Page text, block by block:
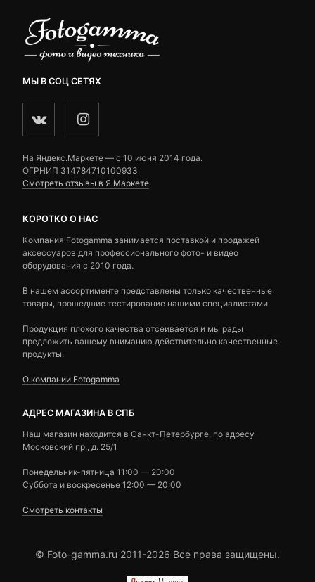
МЫ В СОЦ СЕТЯХ
На Яндекс.Маркете — c 10 июня 2014 года.
ОГРНИП 314784710100933
Смотреть отзывы в Я.Маркете
КОРОТКО О НАС
Компания Fotogamma занимается поставкой и продажей
аксессуаров для профессионального фото- и видео
оборудования с 2010 года.
В нашем ассортименте представлены только качественные
товары, прошедшие тестирование нашими специалистами.
Продукция плохого качества отсеивается и мы рады
предложить вашему вниманию действительно качественные
продукты.
О компании Fotogamma
АДРЕС МАГАЗИНА В СПБ
Наш магазин находится в Санкт-Петербурге, по адресу
Московский пр., д. 25/1
Понедельник-пятница 11:00 — 20:00
Суббота и воскресенье 12:00 — 20:00
Смотреть контакты
© Foto-gamma.ru 2011-2026 Все права защищены.